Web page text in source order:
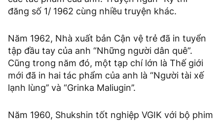
đăng số 1/ 1962 cùng nhiều truyện khác.
Năm 1962, Nhà xuất bản Cận vệ trẻ đã in tuyển
tập đầu tay của anh “Những người dân quê”.
Cũng trong năm đó, một tạp chí lớn là Thế giới
mới đã in hai tác phẩm của anh là “Người tài xế
lạnh lùng’’ và “Grinka Maliugin’’.
Năm 1960, Shukshin tốt nghiệp VGIK với bộ phim